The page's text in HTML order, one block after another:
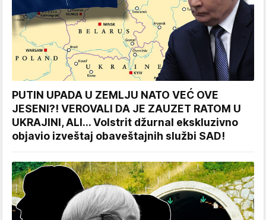
PUTIN UPADA U ZEMLJU NATO VEĆ OVE
JESENI?! VEROVALI DA JE ZAUZET RATOM U
UKRAJINI, ALI... Volstrit džurnal ekskluzivno
objavio izveštaj obaveštajnih službi SAD!